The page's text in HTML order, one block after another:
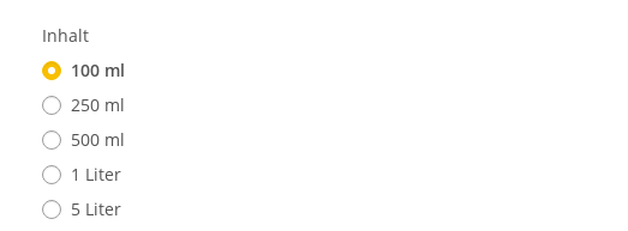
Inhalt
100 ml
250 ml
500 ml
1 Liter
5 Liter